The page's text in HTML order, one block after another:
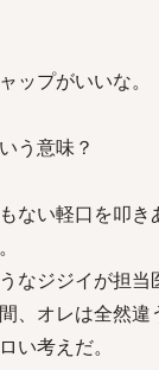
ップがいいな。
う意味？
ない軽口を叩
なジジイが担当
、オレは全然違
い考えだ。